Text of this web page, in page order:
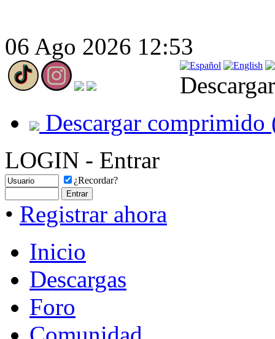
06 Ago 2026 12:53
Descargar comprimido
LOGIN - Entrar
¿Recordar?
• Registrar ahora
Inicio
Descargas
Foro